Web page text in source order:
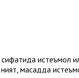
истеъмол
мақсадда